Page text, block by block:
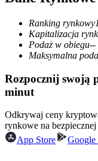
towary
Kontrakty
Ranking rynkowy
Kapitalizacja
Podaż w obiegu--
Maksymalna
Rozpocznij swoją
minut
Odkrywaj ceny
rynkowe na bezpiecznej
App Store
Google